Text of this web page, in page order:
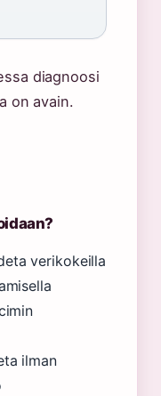
diagnoosi
on avain.
verikokeilla
ilman